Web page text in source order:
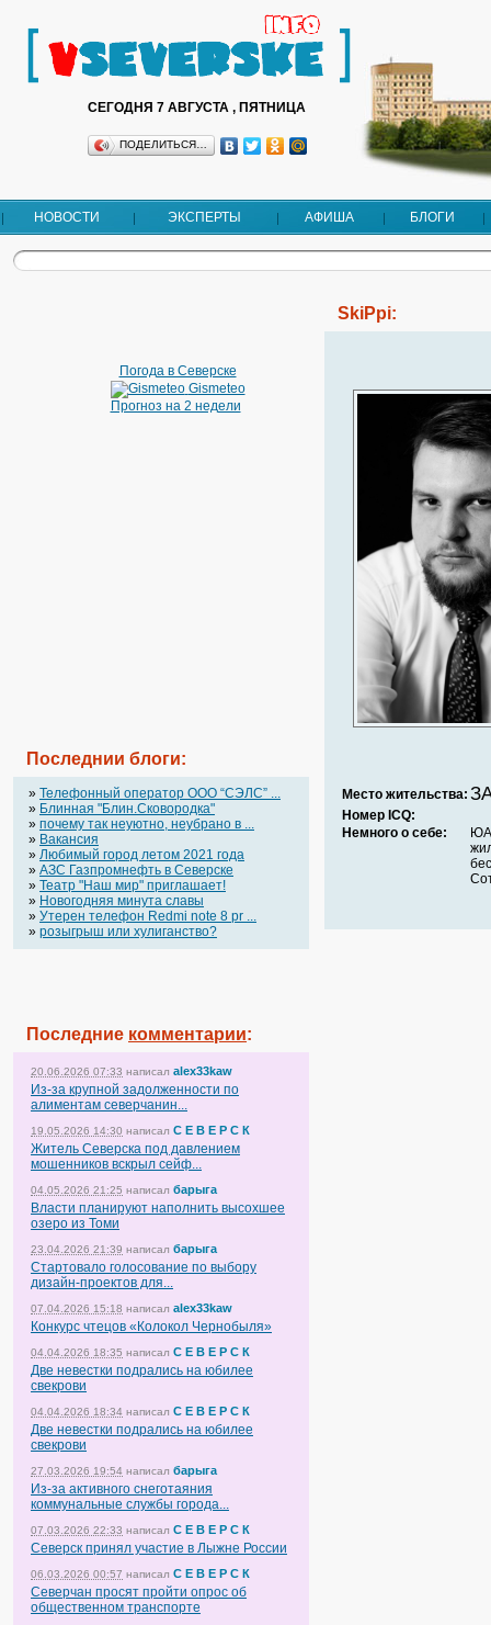
СЕГОДНЯ 7 АВГУСТА , ПЯТНИЦА
ПОДЕЛИТЬСЯ…
НОВОСТИ ЭКСПЕРТЫ АФИША БЛОГИ
Погода в Северске
Gismeteo
Прогноз на 2 недели
Последнии блоги:
» Телефонный оператор OOO “СЭЛС” ...
» Блинная "Блин.Сковородка"
» почему так неуютно, неубрано в ...
» Вакансия
» Любимый город летом 2021 года
» АЗС Газпромнефть в Северске
» Театр "Наш мир" приглашает!
» Новогодняя минута славы
» Утерен телефон Redmi note 8 pr ...
» розыгрыш или хулиганство?
Последние комментарии:
20.06.2026 07:33 написал alex33kaw
Из-за крупной задолженности по
алиментам северчанин...
19.05.2026 14:30 написал С Е В Е Р С К
Житель Северска под давлением
мошенников вскрыл сейф...
04.05.2026 21:25 написал барыга
Власти планируют наполнить высохшее
озеро из Томи
23.04.2026 21:39 написал барыга
Стартовало голосование по выбору
дизайн-проектов для...
07.04.2026 15:18 написал alex33kaw
Конкурс чтецов «Колокол Чернобыля»
04.04.2026 18:35 написал С Е В Е Р С К
Две невестки подрались на юбилее
свекрови
04.04.2026 18:34 написал С Е В Е Р С К
Две невестки подрались на юбилее
свекрови
27.03.2026 19:54 написал барыга
Из-за активного снеготаяния
коммунальные службы города...
07.03.2026 22:33 написал С Е В Е Р С К
Северск принял участие в Лыжне России
06.03.2026 00:57 написал С Е В Е Р С К
Северчан просят пройти опрос об
общественном транспорте
SkiPpi:
Место жительства:
Номер ICQ:
Немного о себе:
ЮА